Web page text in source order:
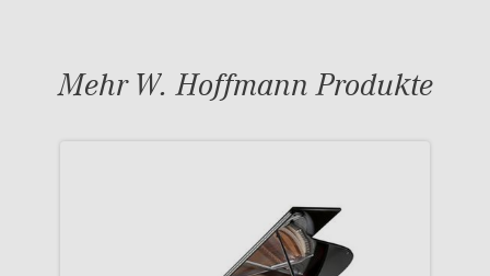
Mehr W. Hoffmann Produkte